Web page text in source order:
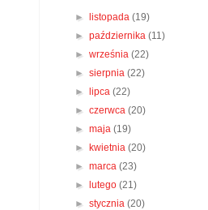
► listopada(19)
►października(11)
►września(22)
►sierpnia(22)
►
lipca(22)
►czerwca(20)
►maja(19)
►
kwietnia(20)
►marca(23)
►
lutego(21)
►stycznia(20)